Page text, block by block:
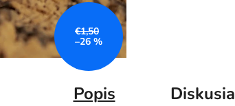
€1,50
–26 %
Popis Diskusia